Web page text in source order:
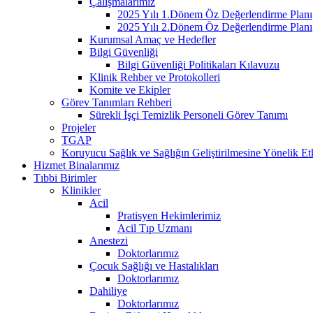
2025 Yılı 1.Dönem Öz Değerlendirme Planı
2025 Yılı 2.Dönem Öz Değerlendirme Planı
Kurumsal Amaç ve Hedefler
Bilgi Güvenliği
Bilgi Güvenliği Politikaları Kılavuzu
Klinik Rehber ve Protokolleri
Komite ve Ekipler
Görev Tanımları Rehberi
Sürekli İşçi Temizlik Personeli Görev Tanımı
Projeler
TGAP
Koruyucu Sağlık ve Sağlığın Geliştirilmesine Yönelik
Hizmet Binalarımız
Tıbbi Birimler
Klinikler
Acil
Pratisyen Hekimlerimiz
Acil Tıp Uzmanı
Anestezi
Doktorlarımız
Çocuk Sağlığı ve Hastalıkları
Doktorlarımız
Dahiliye
Doktorlarımız